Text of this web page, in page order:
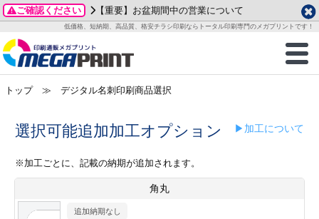
ご確認ください 【重要】お盆期間中の営業について
低価格、短納期、高品質、格安チラシ印刷ならトータル印刷専門のメガプリントです！
商品一覧
グッズ
ステッカー
物
ックカード印刷
ご利用ガイド
お客様へ
いて
ついて
方法
刷
カード印刷
ード印刷
ックカード名刺
データ作成ガイド
成前に
ガイド
イド
加工指示ガイド
テンプレート
ード印刷
名刺印刷
名刺印刷
ックカード
一覧
わせ
質問FAQ
り
2026年 8月
月
火 水 木 金
土
1
10
11 12 13
15
24
25 26 27 28
29
2026年 9月
トップ≫ デジタル名刺印刷商品選択
選択可能追加加工オプション ▶加工について
※加工ごとに、記載の納期が追加されます。
角丸
追加納期なし